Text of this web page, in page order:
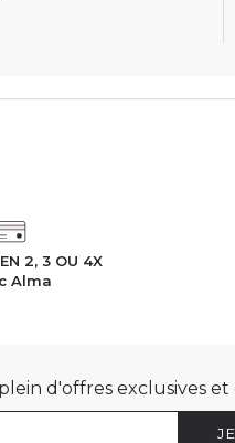
2, 3 OU 4X
Alma
d'offres exclusives et